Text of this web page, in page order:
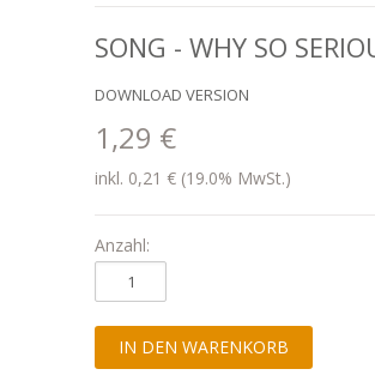
SONG - WHY SO
DOWNLOAD VERSION
1,29 €
inkl. 0,21 € (19.0% MwSt.)
Anzahl: